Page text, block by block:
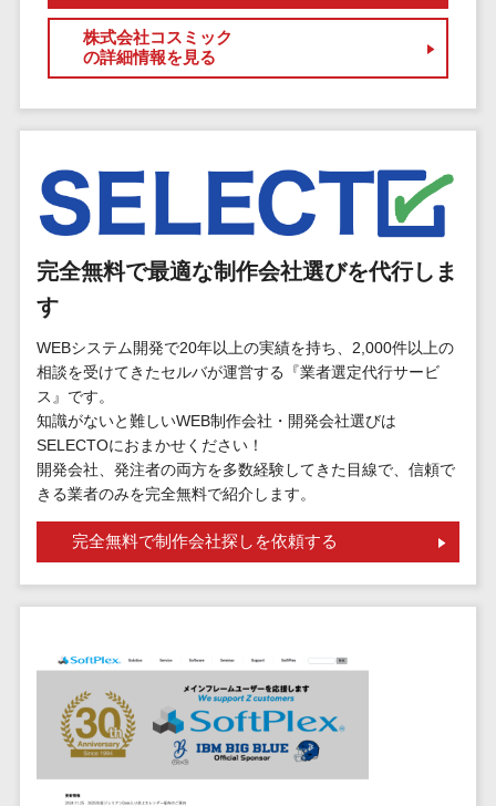
認証システム>
クラウド型セキュリティカメラ>
メールセキュリティ>
メール・ファイル無害化>
サンドボックス>
URLフィルタリング>
（EDR）>
CASB> ファイル暗号化>
電話認証サービス>
UTM> 不正検知サービス>
FAX配信システム>
FAX受信サービス>
帳票配信サービス>
イベント管理
ーCRM
自動音声応答
システム(IVR)
AI自動電話応
ー音声認識
カスタマーサ
クセスツール
ITサービスマネ
ジメントツール
問い合わせ管
ツール
通話録音・解
析システム
チャットボッ
ト
株式会社コスミック
の詳細情報を見る
完全無料で最適な制作会社選びを代行しま
す
WEBシステム開発で20年以上の実績を持ち、2,000件以上の
相談を受けてきたセルバが運営する『業者選定代行サービ
ス』です。
知識がないと難しいWEB制作会社・開発会社選びは
SELECTOにおまかせください！
開発会社、発注者の両方を多数経験してきた目線で、信頼で
きる業者のみを完全無料で紹介します。
完全無料で制作会社探しを依頼する